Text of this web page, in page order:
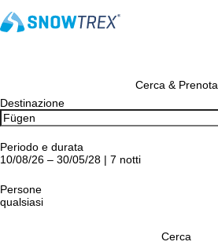
Cerca & Prenota
Destinazione
Periodo e durata
10/08/26 – 30/05/28 | 7 notti
Persone
qualsiasi
Cerca